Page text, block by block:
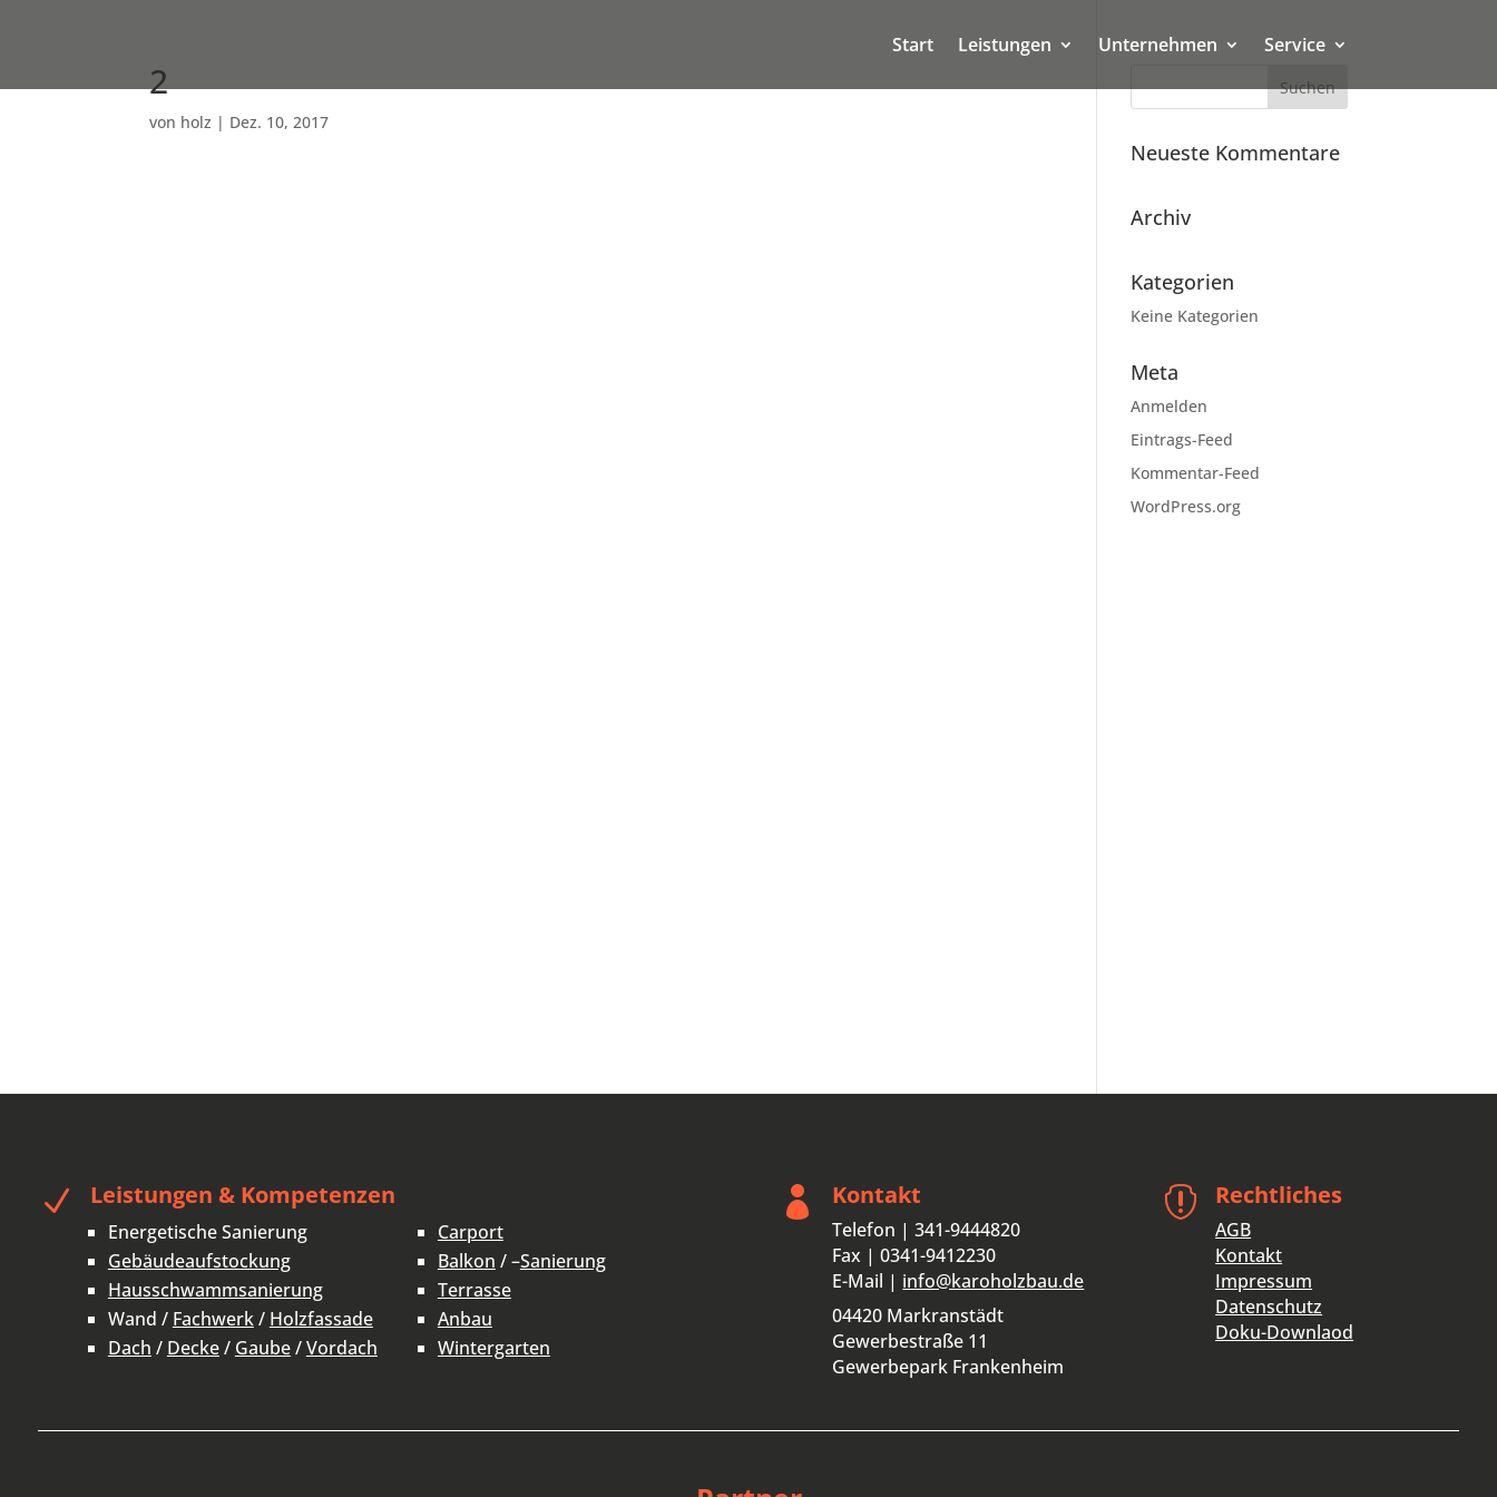
Start Leistungen Unternehmen Service
2
von holz | Dez. 10, 2017
Neueste Kommentare
Archiv
Kategorien
Keine Kategorien
Meta
Anmelden
Eintrags-Feed
Kommentar-Feed
WordPress.org
N Leistungen & Kompetenzen
Energetische Sanierung
Gebäudeaufstockung
Hausschwammsanierung
Wand / Fachwerk/ Holzfassade
Dach / Decke/ Gaube/Vordach
Carport
Balkon / –Sanierung
Terrasse
Anbau
Wintergarten
 Kontakt
Telefon | 341-9444820
Fax | 0341-9412230
E-Mail | info@karoholzbau.de
04420 Markranstädt
Gewerbestraße 11
Gewerbepark Frankenheim
 Rechtliches
AGB
Kontakt
Impressum
Datenschutz
Doku-Downlaod